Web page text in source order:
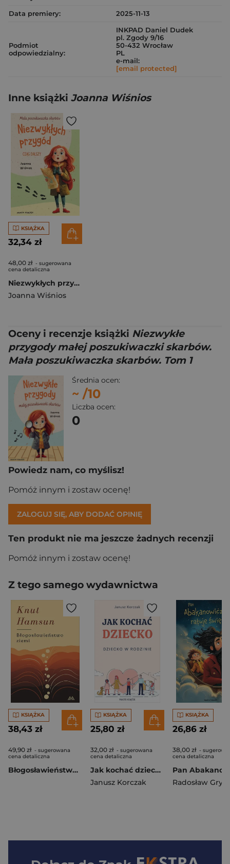
Data premiery:
2025-11-13
Podmiot
odpowiedzialny:
INKPAD Daniel Dudek
pl. Zgody 9/16
50-432 Wrocław
PL
e-mail:
[email protected]
Inne książki Joanna Wiśnios
KSIĄŻKA
32,34 zł
48,00 zł - sugerowana
cena detaliczna
Niezwykłych przygód ciąg dalszy. Mała poszukiwaczka skarbów. Tom 2
Joanna Wiśnios
Oceny i recenzje książki Niezwykłe
przygody małej poszukiwaczki skarbów.
Mała poszukiwaczka skarbów. Tom 1
Średnia ocen:
~ /10
Liczba ocen:
0
Powiedz nam, co myślisz!
Pomóż innym i zostaw ocenę!
ZALOGUJ SIĘ, ABY DODAĆ OPINIĘ
Ten produkt nie ma jeszcze żadnych recenzji
Pomóż innym i zostaw ocenę!
Z tego samego wydawnictwa
KSIĄŻKA
38,43 zł
49,90 zł - sugerowana
cena detaliczna
Błogosławieństwo ziemi
KSIĄŻKA
25,80 zł
32,00 zł - sugerowana
cena detaliczna
Jak kochać dziecko. Dziecko w rodzinie
Janusz Korczak
KSIĄŻKA
26,86 zł
38,00 zł -
cena detaliczna
Radosław